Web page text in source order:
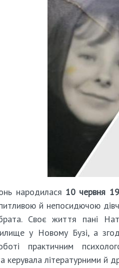
народилася 10 червня
й непосидючою
Своє життя пані
у Новому Бузі, а
практичним
керувала літературними й